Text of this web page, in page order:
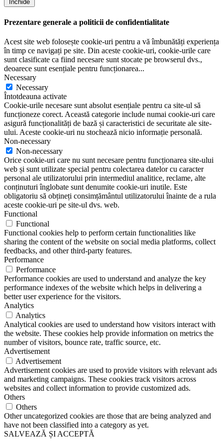
Închide
Prezentare generale a politicii de confidentialitate
Acest site web folosește cookie-uri pentru a vă îmbunătăți experiența
în timp ce navigați pe site. Din aceste cookie-uri, cookie-urile care
sunt clasificate ca fiind necesare sunt stocate pe browserul dvs.,
deoarece sunt esențiale pentru funcționarea...
Necessary
Necessary
Întotdeauna activate
Cookie-urile necesare sunt absolut esențiale pentru ca site-ul să
funcționeze corect. Această categorie include numai cookie-uri care
asigură funcționalități de bază și caracteristici de securitate ale site-
ului. Aceste cookie-uri nu stochează nicio informație personală.
Non-necessary
Non-necessary
Orice cookie-uri care nu sunt necesare pentru funcționarea site-ului
web și sunt utilizate special pentru colectarea datelor cu caracter
personal ale utilizatorului prin intermediul analitice, reclame, alte
conținuturi înglobate sunt denumite cookie-uri inutile. Este
obligatoriu să obțineți consimțământul utilizatorului înainte de a rula
aceste cookie-uri pe site-ul dvs. web.
Functional
Functional
Functional cookies help to perform certain functionalities like
sharing the content of the website on social media platforms, collect
feedbacks, and other third-party features.
Performance
Performance
Performance cookies are used to understand and analyze the key
performance indexes of the website which helps in delivering a
better user experience for the visitors.
Analytics
Analytics
Analytical cookies are used to understand how visitors interact with
the website. These cookies help provide information on metrics the
number of visitors, bounce rate, traffic source, etc.
Advertisement
Advertisement
Advertisement cookies are used to provide visitors with relevant ads
and marketing campaigns. These cookies track visitors across
websites and collect information to provide customized ads.
Others
Others
Other uncategorized cookies are those that are being analyzed and
have not been classified into a category as yet.
SALVEAZĂ ȘI ACCEPTĂ